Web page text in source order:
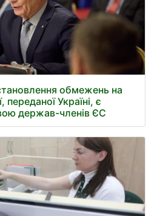
обмежень на
переданої Україні, є
держав-членів ЄС